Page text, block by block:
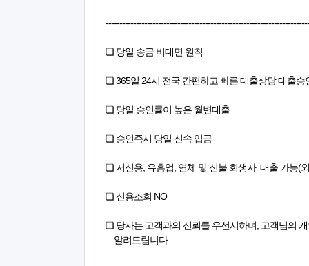
❏ 당일 송금 비대면 원칙
❏ 365일 24시 전국 간편하고 빠른 대출상담 대출승
❏ 당일 승인률이 높은 월변대출
❏ 승인즉시 당일 신속 입금
❏ 저신용, 유흥업, 연체 및 신불 회생자 대출 가능(
❏ 신용조회 NO
❏ 당사는 고객과의 신뢰를 우선시하며, 고객님의
알려드립니다.